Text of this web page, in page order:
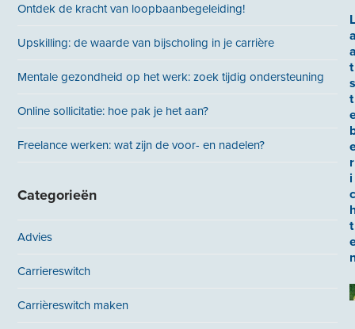
Ontdek de kracht van loopbaanbegeleiding!
Upskilling: de waarde van bijscholing in je carrière
Mentale gezondheid op het werk: zoek tijdig ondersteuning
Online sollicitatie: hoe pak je het aan?
Freelance werken: wat zijn de voor- en nadelen?
Categorieën
Advies
Carriereswitch
Carrièreswitch maken
L
t
s
t
r
i
c
t